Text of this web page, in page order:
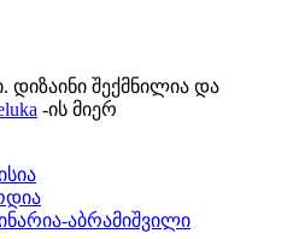
დიზაინი შექმნილია და
-ის მიერ
აბრამიშვილი